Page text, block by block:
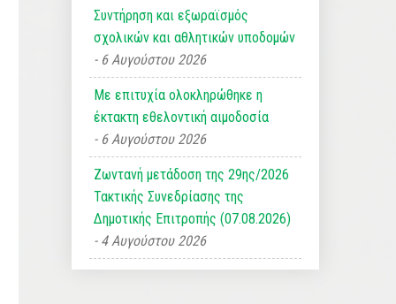
Συντήρηση και εξωραϊσμός
σχολικών και αθλητικών υποδομών
6 Αυγούστου 2026
Με επιτυχία ολοκληρώθηκε η
έκτακτη εθελοντική αιμοδοσία
6 Αυγούστου 2026
Ζωντανή μετάδοση της 29ης/2026
Τακτικής Συνεδρίασης της
Δημοτικής Επιτροπής (07.08.2026)
4 Αυγούστου 2026